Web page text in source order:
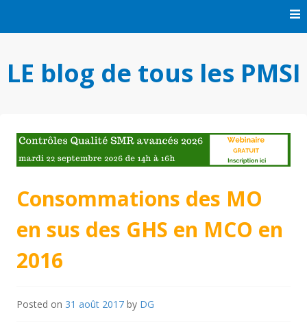
LE blog de tous les PMSI
Consommations des MO
en sus des GHS en MCO en
2016
Posted on 31 août 2017 by DG